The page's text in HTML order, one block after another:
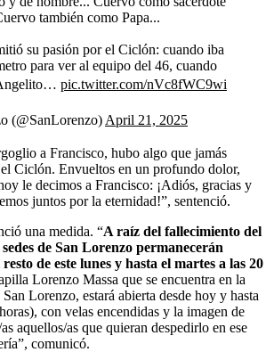
también como Papa...
su pasión por el Ciclón: cuando iba
para ver al equipo del 46, cuando
pic.twitter.com/nVc8fWC9wi
(@SanLorenzo) April 21, 2025
a Francisco, hubo algo que jamás
Ciclón. Envueltos en un profundo dolor,
le decimos a Francisco: ¡Adiós, gracias y
juntos por la eternidad!”, sentenció.
una medida. “A raíz del fallecimiento del
de San Lorenzo permanecerán
de este lunes y hasta el martes a las 20
Lorenzo Massa que se encuentra en la
Lorenzo, estará abierta desde hoy y hasta
con velas encendidas y la imagen de
aquellos/as que quieran despedirlo en ese
comunicó.